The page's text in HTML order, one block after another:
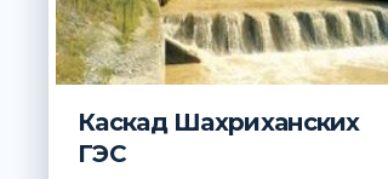
Каскад Шахриханских
ГЭС